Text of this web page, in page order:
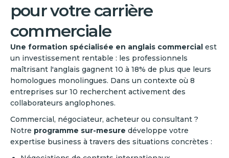
pour votre carrière
commerciale
Une formation spécialisée en anglais commercial est
un investissement rentable : les professionnels
maîtrisant l'anglais gagnent 10 à 18% de plus que leurs
homologues monolingues. Dans un contexte où 8
entreprises sur 10 recherchent activement des
collaborateurs anglophones.
Commercial, négociateur, acheteur ou consultant ?
Notre programme sur-mesure développe votre
expertise business à travers des situations concrètes :